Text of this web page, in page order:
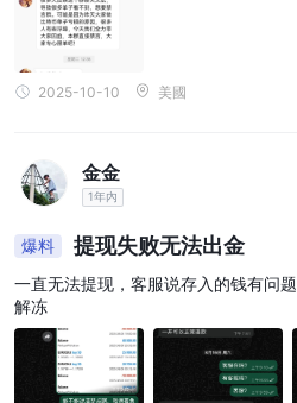
2025-10-10 美國
金金
1年內
爆料 提现失败无法出金
一直无法提现，客服说存入的钱有问
解冻